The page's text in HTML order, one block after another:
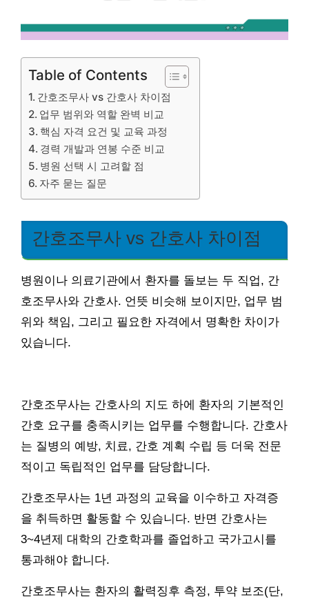
Table of Contents
간호조무사 vs 간호사 차이점
업무 범위와 역할 완벽 비교
핵심 자격 요건 및 교육 과정
경력 개발과 연봉 수준 비교
병원 선택 시 고려할 점
자주 묻는 질문
간호조무사 vs 간호사 차이점
병원이나 의료기관에서 환자를 돌보는 두 직업, 간
호조무사와 간호사. 언뜻 비슷해 보이지만, 업무 범
위와 책임, 그리고 필요한 자격에서 명확한 차이가
있습니다.
간호조무사는 간호사의 지도 하에 환자의 기본적인
간호 요구를 충족시키는 업무를 수행합니다. 간호사
는 질병의 예방, 치료, 간호 계획 수립 등 더욱 전문
적이고 독립적인 업무를 담당합니다.
간호조무사는 1년 과정의 교육을 이수하고 자격증
을 취득하면 활동할 수 있습니다. 반면 간호사는
3~4년제 대학의 간호학과를 졸업하고 국가고시를
통과해야 합니다.
간호조무사는 환자의 활력징후 측정, 투약 보조(단,